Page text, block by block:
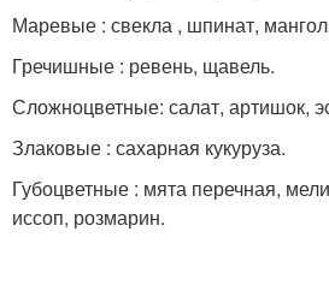
Маревые : свекла , шпинат,
Гречишные : ревень, щавель.
Сложноцветные: салат, артишок,
Злаковые : сахарная кукуруза.
Губоцветные : мята перечная,
иссоп, розмарин.